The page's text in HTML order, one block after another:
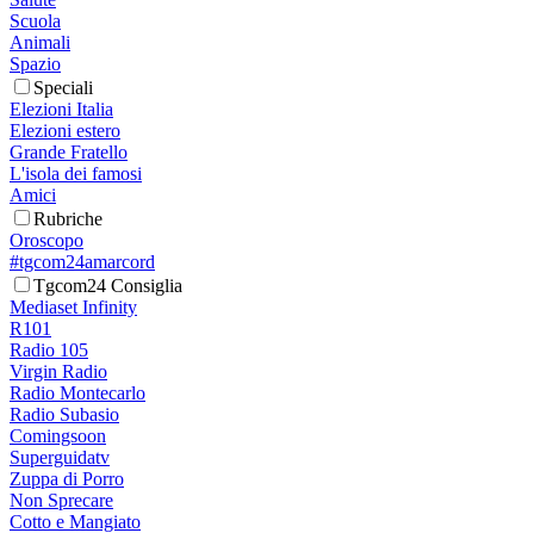
Scuola
Animali
Spazio
Speciali
Elezioni Italia
Elezioni estero
Grande Fratello
L'isola dei famosi
Amici
Rubriche
Oroscopo
#tgcom24amarcord
Tgcom24 Consiglia
Mediaset Infinity
R101
Radio 105
Virgin Radio
Radio Montecarlo
Radio Subasio
Comingsoon
Superguidatv
Zuppa di Porro
Non Sprecare
Cotto e Mangiato